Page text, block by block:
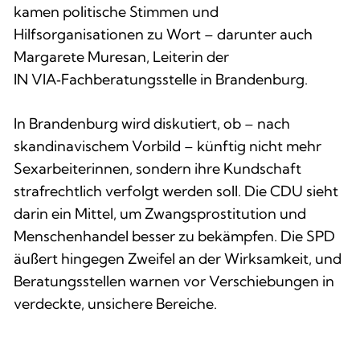
kamen politische Stimmen und
Hilfsorganisationen zu Wort – darunter auch
Margarete Muresan, Leiterin der
IN VIA‑Fachberatungsstelle in Brandenburg.
In Brandenburg wird diskutiert, ob – nach
skandinavischem Vorbild – künftig nicht mehr
Sexarbeiterinnen, sondern ihre Kundschaft
strafrechtlich verfolgt werden soll. Die CDU sieht
darin ein Mittel, um Zwangsprostitution und
Menschenhandel besser zu bekämpfen. Die SPD
äußert hingegen Zweifel an der Wirksamkeit, und
Beratungsstellen warnen vor Verschiebungen in
verdeckte, unsichere Bereiche.